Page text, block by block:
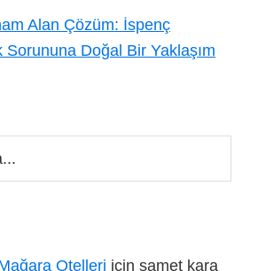
Alan Çözüm: İspenç
Sorununa Doğal Bir Yaklaşım
Otelleri için samet kara